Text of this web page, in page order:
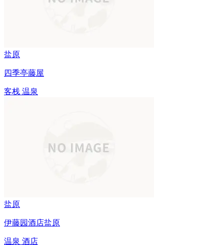
盐原
四季亭藤屋
客栈 温泉
盐原
伊藤园酒店盐原
温泉 酒店